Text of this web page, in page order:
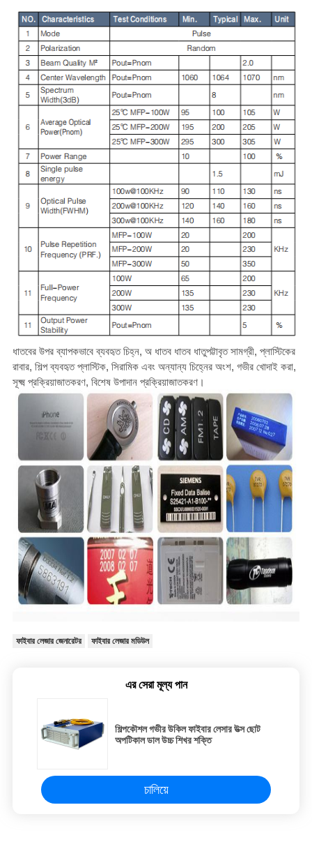
ধাতবের উপর ব্যাপকভাবে ব্যবহৃত চিহ্ন, অ ধাতব ধাতব ধাতুপট্টাবৃত সামগ্রী, প্লাস্টিকের
রাবার, শিল্প ব্যবহৃত প্লাস্টিক, সিরামিক এবং অন্যান্য চিহ্নের অংশ, গভীর খোদাই করা,
সূক্ষ্ম প্রক্রিয়াজাতকরণ, বিশেষ উপাদান প্রক্রিয়াজাতকরণ।
ফাইবার লেজার জেনারেটর ফাইবার লেজার মডিউল
এর সেরা মূল্য পান
শিল্পকৌশল গভীর উকিল ফাইবার লেসার উত্স ছোট
অপটিকাল ডাল উচ্চ শিখর শক্তি
চালিয়ে